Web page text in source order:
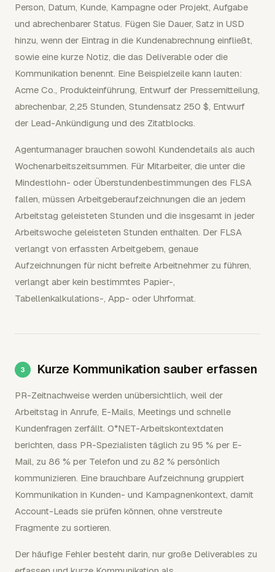
Person, Datum, Kunde, Kampagne oder Projekt, Aufgabe
und abrechenbarer Status. Fügen Sie Dauer, Satz in USD
hinzu, wenn der Eintrag in die Kundenabrechnung einfließt,
sowie eine kurze Notiz, die das Deliverable oder die
Kommunikation benennt. Eine Beispielzeile kann lauten:
Acme Co., Produkteinführung, Entwurf der Pressemitteilung,
abrechenbar, 2,25 Stunden, Stundensatz 250 $, Entwurf
der Lead-Ankündigung und des Zitatblocks.
Agenturmanager brauchen sowohl Kundendetails als auch
Wochenarbeitszeitsummen. Für Mitarbeiter, die unter die
Mindestlohn- oder Überstundenbestimmungen des FLSA
fallen, müssen Arbeitgeberaufzeichnungen die an jedem
Arbeitstag geleisteten Stunden und die insgesamt in jeder
Arbeitswoche geleisteten Stunden enthalten. Der FLSA
verlangt von erfassten Arbeitgebern, genaue
Aufzeichnungen für nicht befreite Arbeitnehmer zu führen,
verlangt aber kein bestimmtes Papier-,
Tabellenkalkulations-, App- oder Uhrformat.
Kurze Kommunikation sauber erfassen
PR-Zeitnachweise werden unübersichtlich, weil der
Arbeitstag in Anrufe, E-Mails, Meetings und schnelle
Kundenfragen zerfällt. O*NET-Arbeitskontextdaten
berichten, dass PR-Spezialisten täglich zu 95 % per E-
Mail, zu 86 % per Telefon und zu 82 % persönlich
kommunizieren. Eine brauchbare Aufzeichnung gruppiert
Kommunikation in Kunden- und Kampagnenkontext, damit
Account-Leads sie prüfen können, ohne verstreute
Fragmente zu sortieren.
Der häufige Fehler besteht darin, nur große Deliverables zu